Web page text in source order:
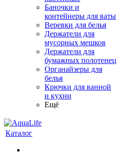
Баночки и
контейнеры для ваты
Веревки для белья
Держатели для
мусорных мешков
Держатели для
бумажных полотенец
Органайзеры для
белья
Крючки для ванной
и кухни
Ещё
Каталог